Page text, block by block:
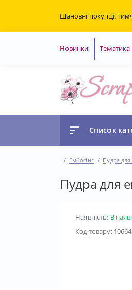
Шановні покупці.
Новинки Тематика
Список
Ембосінг Пудра для
Пудра для
Наявність: В
Код товару: 10664